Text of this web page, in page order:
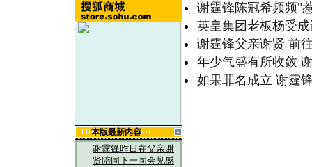
本版最新内容
·
谢霆锋昨日在父亲谢
贤陪同下一同会见感
谢霆锋陈冠希频频"
英皇集团老板杨受
谢霆锋父亲谢贤 前
年少气盛有所收敛
如果罪名成立 谢霆